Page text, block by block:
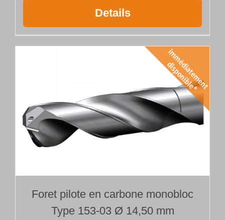
Details
Foret pilote en carbone monobloc
Type 153-03 Ø 14,50 mm